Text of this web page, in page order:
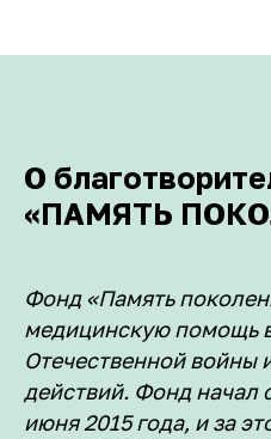
О
«ПАМЯТЬ
Фонд «Память
медицинскую помощь
Отечественной войны
действий. Фонд начал
июня 2015 года, и за